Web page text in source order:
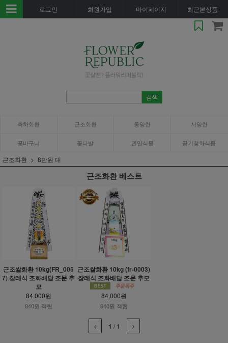
로그인 회원가입 마이페이지 최근본상품
축하화환 근조화환 동양란 서양란
꽃바구니 꽃다발 관엽식물 공기정화식물
근조화환 8만원 대
근조화환 베스트
근조쌀화환 10kg(FR_005
7) 장례식 조화배달 조문 추
모
84,000원
840원 적립
근조쌀화환 10kg (fr-0003)
장례식 조화배달 조문 추모
84,000원
840원 적립
1 / 1